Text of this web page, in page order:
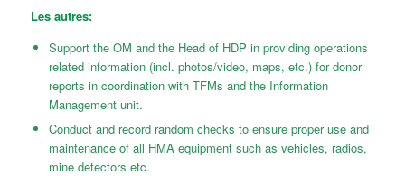
Les autres:
Support the OM and the Head of HDP in providing operations
related information (incl. photos/video, maps, etc.) for donor
reports in coordination with TFMs and the Information
Management unit.
Conduct and record random checks to ensure proper use and
maintenance of all HMA equipment such as vehicles, radios,
mine detectors etc.